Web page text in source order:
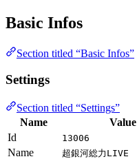
Basic Infos
Section titled “Basic Infos”
Settings
Section titled “Settings”
Name
Value
Id
13006
Name 超銀河総力LIVE